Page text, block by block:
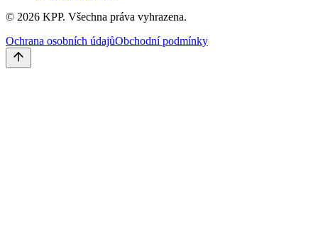
© 2026 KPP. Všechna práva vyhrazena.
Ochrana osobních údajůObchodní podmínky